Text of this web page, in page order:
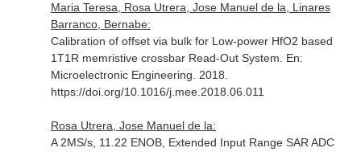
Maria Teresa, Rosa Utrera, Jose Manuel de la, Linares
Barranco, Bernabe:
Calibration of offset via bulk for Low-power HfO2 based
1T1R memristive crossbar Read-Out System. En:
Microelectronic Engineering . 2018.
https://doi.org/10.1016/j.mee.2018.06.011
Rosa Utrera, Jose Manuel de la:
A 2MS/s, 11.22 ENOB, Extended Input Range SAR ADC